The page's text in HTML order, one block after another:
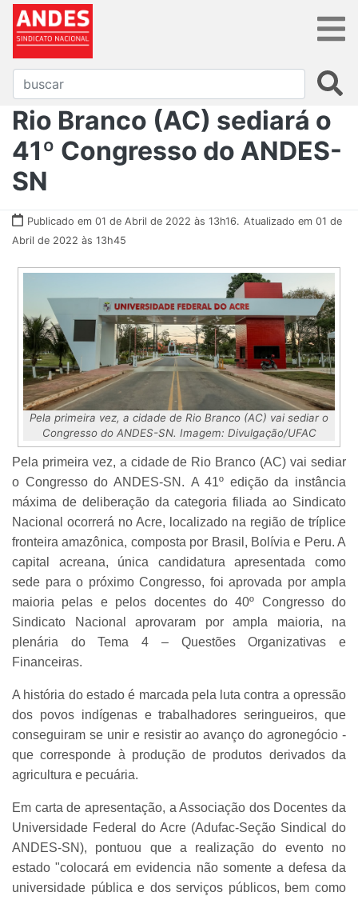
Rio Branco (AC) sediará o
41º Congresso do ANDES-
SN
Publicado em 01 de Abril de 2022 às 13h16. Atualizado em 01 de
Abril de 2022 às 13h45
Pela primeira vez, a cidade de Rio Branco (AC) vai sediar o
Congresso do ANDES-SN. Imagem: Divulgação/UFAC
Pela primeira vez, a cidade de Rio Branco (AC) vai sediar
o Congresso do ANDES-SN. A 41º edição da instância
máxima de deliberação da categoria filiada ao Sindicato
Nacional ocorrerá no Acre, localizado na região de tríplice
fronteira amazônica, composta por Brasil, Bolívia e Peru. A
capital acreana, única candidatura apresentada como
sede para o próximo Congresso, foi aprovada por ampla
maioria pelas e pelos docentes do 40º Congresso do
Sindicato Nacional aprovaram por ampla maioria, na
plenária do Tema 4 – Questões Organizativas e
Financeiras.
A história do estado é marcada pela luta contra a opressão
dos povos indígenas e trabalhadores seringueiros, que
conseguiram se unir e resistir ao avanço do agronegócio -
que corresponde à produção de produtos derivados da
agricultura e pecuária.
Em carta de apresentação, a Associação dos Docentes da
Universidade Federal do Acre (Adufac-Seção Sindical do
ANDES-SN), pontuou que a realização do evento no
estado "colocará em evidencia não somente a defesa da
universidade pública e dos serviços públicos, bem como